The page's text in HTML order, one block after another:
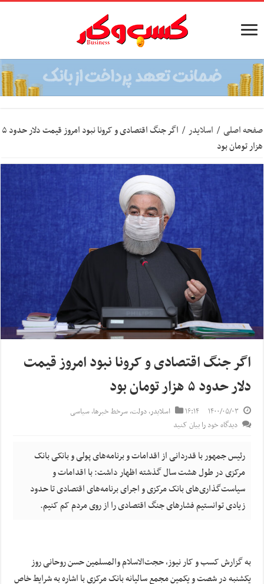
صفحه اصلی / اسلایدر /
اگر جنگ اقتصادی و کرونا نبود امروز قیمت دلار حدود ۵
هزار تومان بود
اگر جنگ اقتصادی و کرونا نبود امروز قیمت
دلار حدود ۵ هزار تومان بود
۱۴۰۰/۰۵/۰۳ ۱۶:۱۴ اسلایدر,دولت,سرخط خبرها,سیاسی
دیدگاه خود را بیان کنید
رئیس جمهور با قدردانی از اقدامات و برنامه‌های پولی و بانکی بانک
مرکزی در طول هشت سال گذشته اظهار داشت: با اقدامات و
سیاست‌گذاری‌های بانک مرکزی و اجرای برنامه‌های اقتصادی تا حدود
زیادی توانستیم فشارهای جنگ اقتصادی را از روی مردم کم کنیم.
به گزارش کسب و کار نیوز، حجت‌الاسلام والمسلمین حسن روحانی روز
یکشنبه در شصت و یکمین مجمع سالیانه بانک مرکزی با اشاره به شرایط خاص